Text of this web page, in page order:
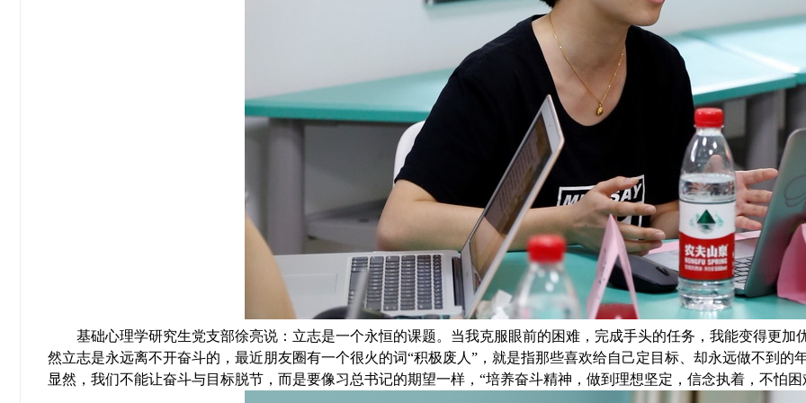
基础心理学研究生党支部徐亮说：立志是一个永恒的课题。当我克服眼前的困难，完成手头的任务，我能变得更
然立志是永远离不开奋斗的，最近朋友圈有一个很火的词“积极废人”，就是指那些喜欢给自己定目标、却永远做不到
显然，我们不能让奋斗与目标脱节，而是要像习总书记的期望一样，“培养奋斗精神，做到理想坚定，信念执着，不怕